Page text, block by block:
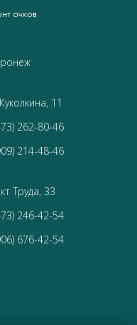
очков
11
262-80-46
214-48-46
Труда, 33
246-42-54
676-42-54